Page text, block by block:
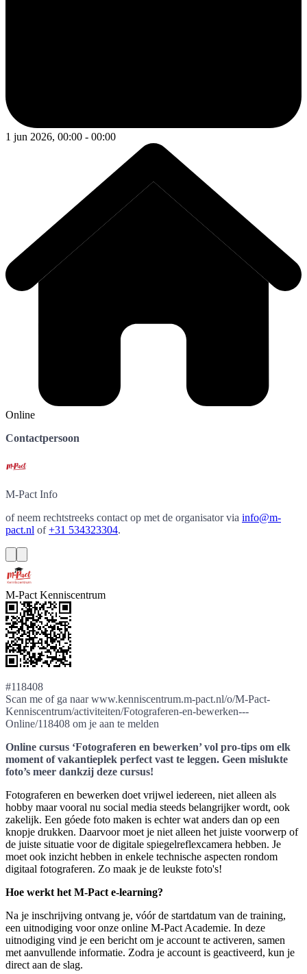
1 jun 2026, 00:00 - 00:00
Online
Contactpersoon
M-Pact Info
of neem rechtstreeks contact op met de organisator via info@m-
pact.nl of +31 534323304.
M-Pact Kenniscentrum
#118408
Scan me of ga naar www.kenniscentrum.m-pact.nl/o/M-Pact-
Kenniscentrum/activiteiten/Fotograferen-en-bewerken---
Online/118408 om je aan te melden
Online cursus ‘Fotograferen en bewerken’ vol pro-tips om elk
moment of vakantieplek perfect vast te leggen. Geen mislukte
foto’s meer dankzij deze cursus!
Fotograferen en bewerken doet vrijwel iedereen, niet alleen als
hobby maar vooral nu social media steeds belangrijker wordt, ook
zakelijk. Een góede foto maken is echter wat anders dan op een
knopje drukken. Daarvoor moet je niet alleen het juiste voorwerp of
de juiste situatie voor de digitale spiegelreflexcamera hebben. Je
moet ook inzicht hebben in enkele technische aspecten rondom
digitaal fotograferen. Zo maak je de leukste foto's!
Hoe werkt het M-Pact e-learning?
Na je inschrijving ontvang je, vóór de startdatum van de training,
een uitnodiging voor onze online M-Pact Academie. In deze
uitnodiging vind je een bericht om je account te activeren, samen
met aanvullende informatie. Zodra je account is geactiveerd, kun je
direct aan de slag.